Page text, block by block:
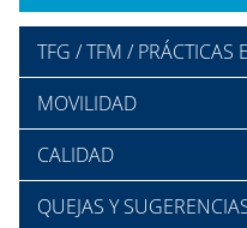
TFG / TFM / PRÁCTICAS
MOVILIDAD
CALIDAD
QUEJAS Y